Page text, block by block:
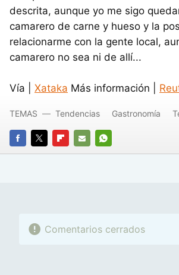
descrita, aunque yo me sigo
camarero de carne y hueso y la
relacionarme con la gente local,
camarero no sea ni de allí...
Vía | Xataka Más información |
FACEBOOK
TWITTERFLIPBOARD
E-
WHATSAPP
TEMAS Tendencias Gastronomía
Comentarios cerrados